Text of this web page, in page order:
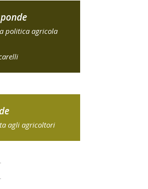
politica agricola
agli agricoltori